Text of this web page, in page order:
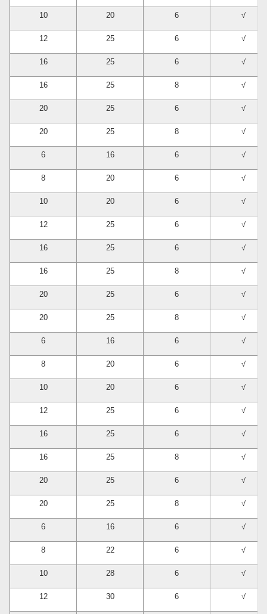
10 20 6 √
12 25 6 √
16 25 6 √
16 25 8 √
20 25 6 √
20 25 8 √
6 16 6 √
8 20 6 √
10 20 6 √
12 25 6 √
16 25 6 √
16 25 8 √
20 25 6 √
20 25 8 √
6 16 6 √
8 20 6 √
10 20 6 √
12 25 6 √
16 25 6 √
16 25 8 √
20 25 6 √
20 25 8 √
6 16 6 √
8 22 6 √
10 28 6 √
12 30 6 √